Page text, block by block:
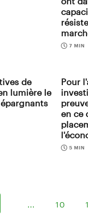
7 MIN
de
lumière le
Pour
en ce
5 MIN
10